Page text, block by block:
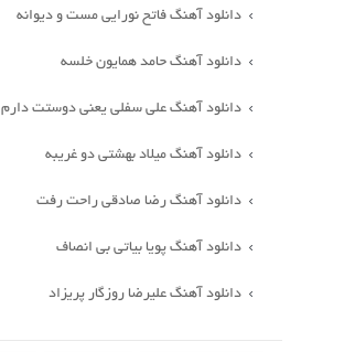
دانلود آهنگ فاتح نورایی مست و دیوانه
دانلود آهنگ حامد همایون خلسه
دانلود آهنگ علی سفلی یعنی دوستت دارم
دانلود آهنگ میلاد بهشتی دو غریبه
دانلود آهنگ رضا صادقی راحت رفت
دانلود آهنگ پویا بیاتی بی انصاف
دانلود آهنگ علیرضا روزگار پریزاد